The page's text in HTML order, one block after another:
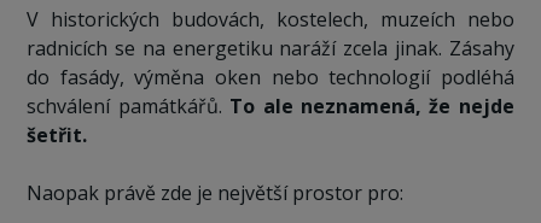
V historických budovách, kostelech, muzeích nebo
radnicích se na energetiku naráží zcela jinak. Zásahy
do fasády, výměna oken nebo technologií podléhá
schválení památkářů. To ale neznamená, že nejde
šetřit.
Naopak právě zde je největší prostor pro: